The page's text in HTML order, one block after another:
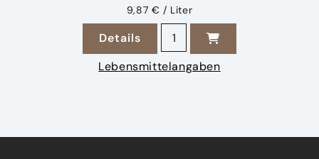
9,87 € / Liter
Details zu 2025 Grüner Veltliner
2025 Grüner Veltliner Menge
Lebensmittelangaben